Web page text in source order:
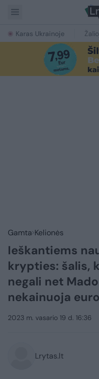
Karas Ukrainoje
Gamta Kelionės
Ieškantiems
krypties: šalis,
negali net
nekainuoja euro
2023 m. vasario 19 d. 16:36
Lrytas.lt